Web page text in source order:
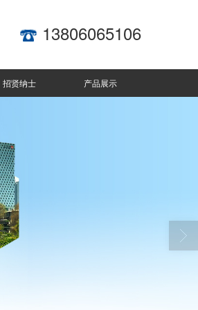
13806065106
招贤纳士 产品展示